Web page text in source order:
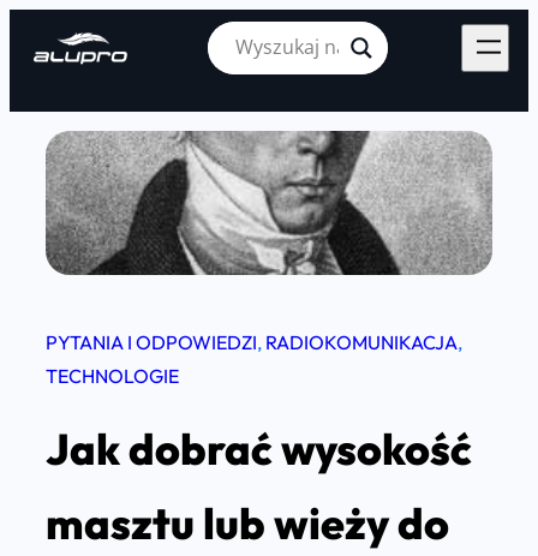
PYTANIA I ODPOWIEDZI, RADIOKOMUNIKACJA
TECHNOLOGIE
Jak dobrać wysokość
masztu lub wieży do